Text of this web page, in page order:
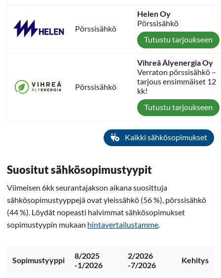
Pörssisähkö
Helen Oy
Pörssisähkö
Tutustu tarjoukseen
Pörssisähkö
Vihreä Älyenergia Oy
Verraton pörssisähkö –
tarjous ensimmäiset 12
kk!
Tutustu tarjoukseen
Kaikki sähkösopimukset
Suositut sähkösopimustyypit
Viimeisen 6kk seurantajakson aikana suosittuja
sähkösopimustyyppejä ovat yleissähkö (56 %), pörssisähkö
(44 %). Löydät nopeasti halvimmat sähkösopimukset
sopimustyypin mukaan hintavertailustamme
Sopimustyyppi
8/2025
-1/2026
2/2026
-7/2026
Kehitys